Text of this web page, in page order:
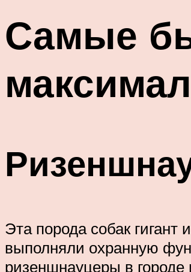
Самые
Эта порода собак
выполняли охранную
ризеншнауцеры в